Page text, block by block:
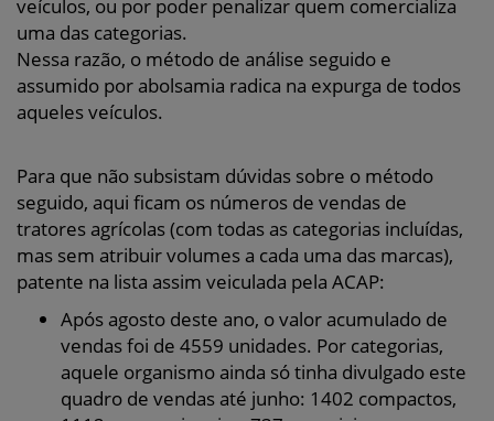
veículos, ou por poder penalizar quem comercializa
uma das categorias.
Nessa razão, o método de análise seguido e
assumido por abolsamia radica na expurga de todos
aqueles veículos.
Para que não subsistam dúvidas sobre o método
seguido, aqui ficam os números de vendas de
tratores agrícolas (com todas as categorias incluídas,
mas sem atribuir volumes a cada uma das marcas),
patente na lista assim veiculada pela ACAP:
Após agosto deste ano, o valor acumulado de
vendas foi de 4559 unidades. Por categorias,
aquele organismo ainda só tinha divulgado este
quadro de vendas até junho: 1402 compactos,